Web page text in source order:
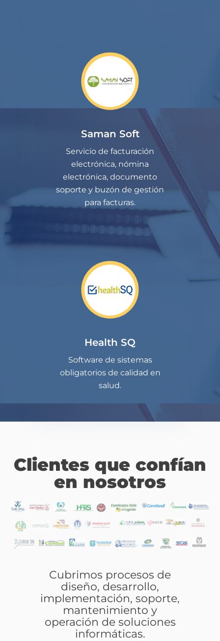
Saman Soft
Servicio de facturación
electrónica, nómina
electrónica, documento
soporte y buzón de gestión
para facturas.
Health SQ
Software de sistemas
obligatorios de calidad en
salud.
Clientes que confían
en nosotros
Cubrimos procesos de
diseño, desarrollo,
implementación, soporte,
mantenimiento y
operación de soluciones
informáticas.